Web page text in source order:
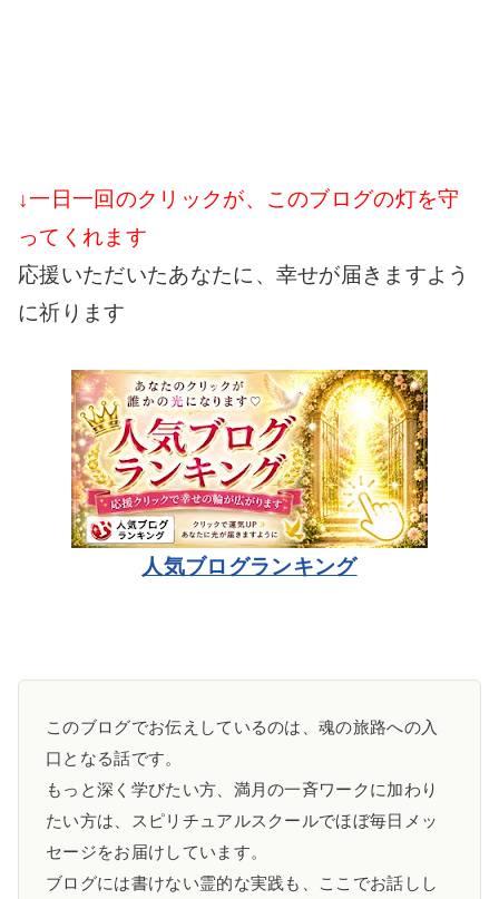
↓一日一回のクリックが、このブログの灯を守
ってくれます
応援いただいたあなたに、幸せが届きますよう
に祈ります
人気ブログランキング
このブログでお伝えしているのは、魂の旅路への入
口となる話です。
もっと深く学びたい方、満月の一斉ワークに加わり
たい方は、スピリチュアルスクールでほぼ毎日メッ
セージをお届けしています。
ブログには書けない霊的な実践も、ここでお話しし